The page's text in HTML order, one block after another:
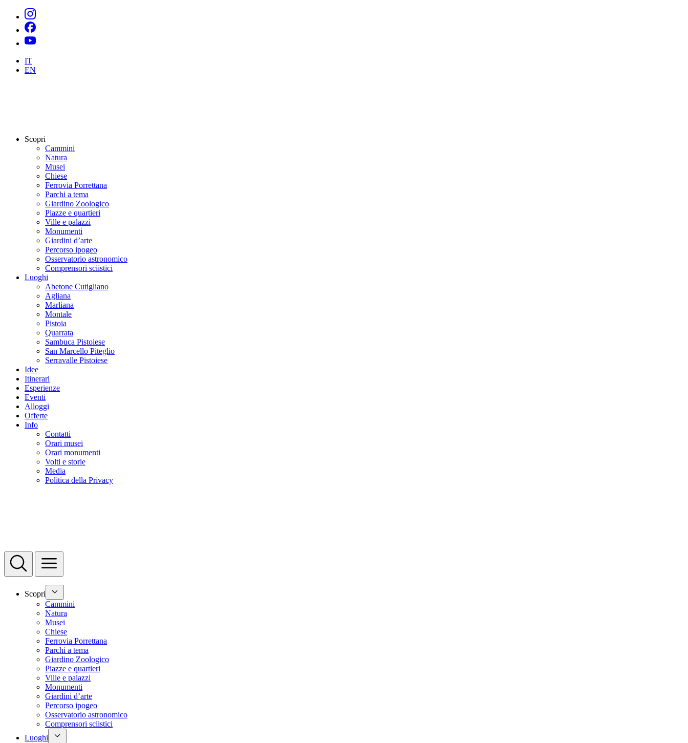
IT
EN
Scopri
Cammini
Natura
Musei
Chiese
Ferrovia Porrettana
Parchi a tema
Giardino Zoologico
Piazze e quartieri
Ville e palazzi
Monumenti
Giardini d’arte
Percorso ipogeo
Osservatorio astronomico
Comprensori sciistici
Luoghi
Abetone Cutigliano
Agliana
Marliana
Montale
Pistoia
Quarrata
Sambuca Pistoiese
San Marcello Piteglio
Serravalle Pistoiese
Idee
Itinerari
Esperienze
Eventi
Alloggi
Offerte
Info
Contatti
Orari musei
Orari monumenti
Volti e storie
Media
Politica della Privacy
Scopri
Cammini
Natura
Musei
Chiese
Ferrovia Porrettana
Parchi a tema
Giardino Zoologico
Piazze e quartieri
Ville e palazzi
Monumenti
Giardini d’arte
Percorso ipogeo
Osservatorio astronomico
Comprensori sciistici
Luoghi